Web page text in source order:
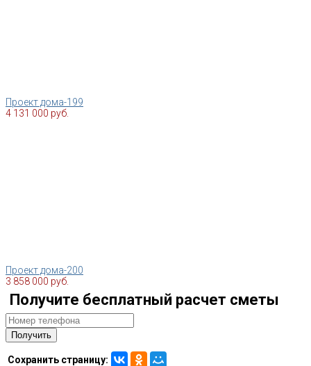
Проект дома-199
4 131 000 руб.
Проект дома-200
3 858 000 руб.
Получите бесплатный расчет сметы
Сохранить страницу: